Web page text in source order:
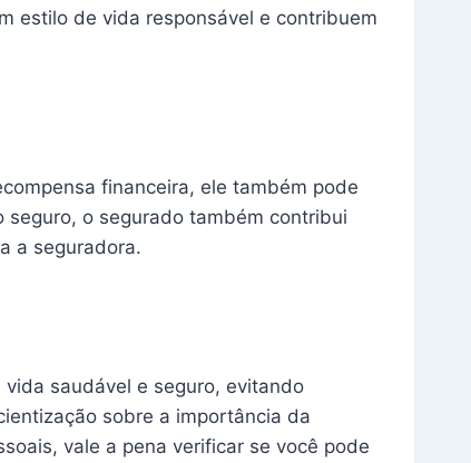
estilo de vida responsável e contribuem
financeira, ele também pode
o segurado também contribui
a seguradora.
saudável e seguro, evitando
sobre a importância da
vale a pena verificar se você pode